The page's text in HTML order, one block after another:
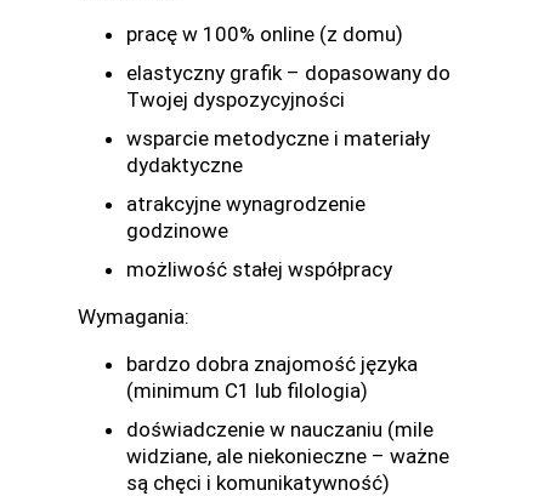
pracę w 100% online (z domu)
elastyczny grafik – dopasowany do
Twojej dyspozycyjności
wsparcie metodyczne i materiały
dydaktyczne
atrakcyjne wynagrodzenie
godzinowe
możliwość stałej współpracy
Wymagania:
bardzo dobra znajomość języka
(minimum C1 lub filologia)
doświadczenie w nauczaniu (mile
widziane, ale niekonieczne – ważne
są chęci i komunikatywność)